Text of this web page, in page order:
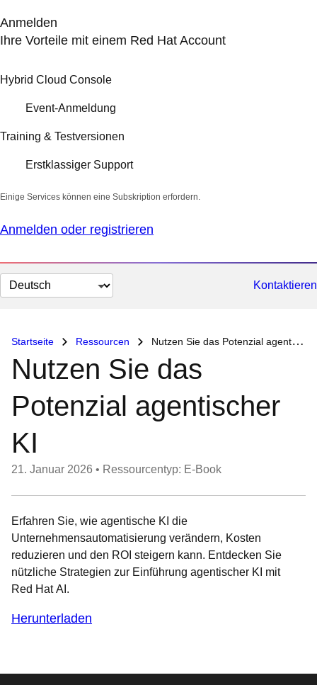
Anmelden
Ihre Vorteile mit einem Red Hat Account
Hybrid Cloud Console
Event-Anmeldung
Training & Testversionen
Erstklassiger Support
Einige Services können eine Subskription erfordern.
Anmelden oder registrieren
Sprache
auswählen
Kontaktieren
Startseite Ressourcen Nutzen Sie das Potenzial agentischer KI
Nutzen Sie das
Potenzial agentischer
KI
21. Januar 2026 • Ressourcentyp: E-Book
Erfahren Sie, wie agentische KI die
Unternehmensautomatisierung verändern, Kosten
reduzieren und den ROI steigern kann. Entdecken Sie
nützliche Strategien zur Einführung agentischer KI mit
Red Hat AI.
Herunterladen